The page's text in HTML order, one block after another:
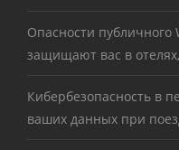
Опасности публичного
защищают вас в
Кибербезопасность в
ваших данных при